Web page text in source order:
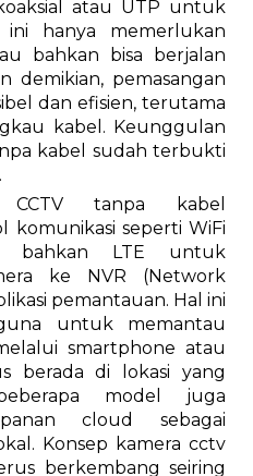
atau UTP untuk
ini hanya memerlukan
bahkan bisa berjalan
demikian, pemasangan
dan efisien, terutama
kabel. Keunggulan
kabel sudah terbukti
CCTV tanpa kabel
komunikasi seperti WiFi
bahkan LTE untuk
ke NVR (Network
pemantauan. Hal ini
untuk memantau
smartphone atau
berada di lokasi yang
model juga
cloud sebagai
Konsep kamera cctv
berkembang seiring